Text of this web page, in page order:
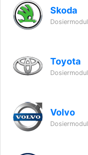
Skoda
Dosiermodul
Toyota
Dosiermodul
Volvo
Dosiermodul